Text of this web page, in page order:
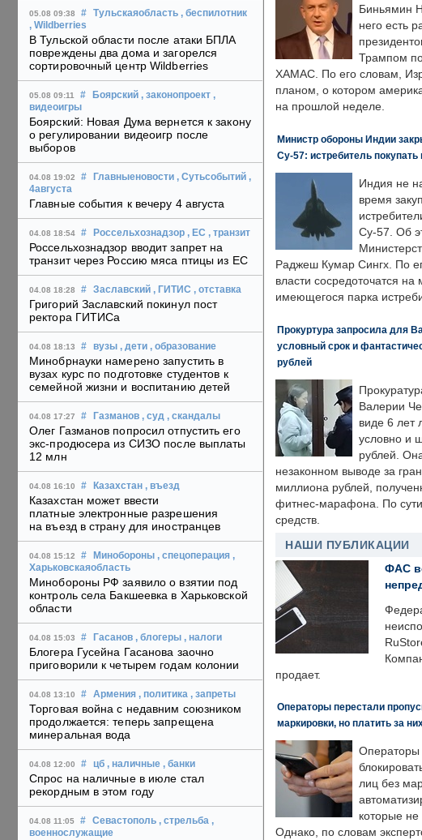
05.08 09:38 # Тульскаяобласть , беспилотник
, Wildberries
В Тульской области после атаки БПЛА
повреждены два дома и загорелся
сортировочный центр Wildberries
05.08 09:11 # Боярский , законопроект ,
видеоигры
Боярский: Новая Дума вернется к закону
о регулировании видеоигр после
выборов
04.08 19:02 # Главныеновости , Сутьсобытий ,
4августа
Главные события к вечеру 4 августа
04.08 18:54 # Россельхознадзор , ЕС , транзит
Россельхознадзор вводит запрет на
транзит через Россию мяса птицы из ЕС
04.08 18:28 # Заславский , ГИТИС , отставка
Григорий Заславский покинул пост
ректора ГИТИСа
04.08 18:13 # вузы , дети , образование
Минобрнауки намерено запустить в
вузах курс по подготовке студентов к
семейной жизни и воспитанию детей
04.08 17:27 # Газманов , суд , скандалы
Олег Газманов попросил отпустить его
экс-продюсера из СИЗО после выплаты
12 млн
04.08 16:10 # Казахстан , въезд
Казахстан может ввести
платные электронные разрешения
на въезд в страну для иностранцев
04.08 15:12 # Минобороны , спецоперация ,
Харьковскаяобласть
Минобороны РФ заявило о взятии под
контроль села Бакшеевка в Харьковской
области
04.08 15:03 # Гасанов , блогеры , налоги
Блогера Гусейна Гасанова заочно
приговорили к четырем годам колонии
04.08 13:10 # Армения , политика , запреты
Торговая война с недавним союзником
продолжается: теперь запрещена
минеральная вода
04.08 12:00 # цб , наличные , банки
Спрос на наличные в июле стал
рекордным в этом году
04.08 11:05 # Севастополь , стрельба ,
военнослужащие
Биньямин
него есть
Трампом
ХАМАС. По его словам,
планом, о котором
на прошлой неделе.
Министр обороны Индии
Су-57: истребитель
Индия не
время
Су-57. Об
Раджеш Кумар Сингх. По
власти сосредоточатся на
имеющегося парка
Прокуртура запросила для
условный срок и
рублей
Валерии
виде 6 лет
условно и
рублей.
незаконном выводе за
миллиона рублей,
фитнес-марафона. По
средств.
НАШИ ПУБЛИКАЦИИ
ФАС
продает.
Операторы перестали
маркировки, но платить за
Операторы
лиц без
которые
Однако, по словам